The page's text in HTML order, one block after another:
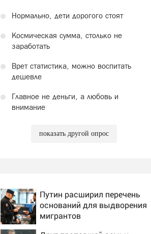
Нормально, дети дорогого стоят
Космическая сумма, столько не
заработать
Врет статистика, можно воспитать
дешевле
Главное не деньги, а любовь и
внимание
показать другой опрос
Путин расширил перечень
оснований для выдворения
мигрантов